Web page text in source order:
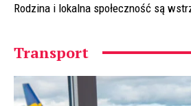
Rodzina i lokalna społeczność są
Transport